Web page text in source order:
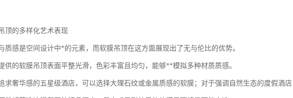
顶的多样化艺术表现
质感是空间设计中*的元素，而软膜吊顶在这方面展现出了无与伦比的优势。
供的软膜吊顶表面平整光滑，色彩丰富且均匀，能够**模拟多种材质质感。
求奢华感的五星级酒店，可以选择大理石纹或金属质感的软膜；对于强调自然生态的度假酒